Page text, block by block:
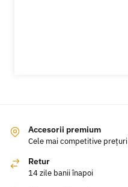
Accesorii premium
Cele mai competitive prețuri
Retur
14 zile banii înapoi